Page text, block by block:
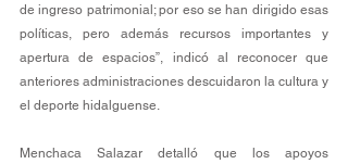
de ingreso patrimonial; por eso se han dirigido esas
políticas, pero además recursos importantes y
apertura de espacios”, indicó al reconocer que
anteriores administraciones descuidaron la cultura y
el deporte hidalguense.
Menchaca Salazar detalló que los apoyos